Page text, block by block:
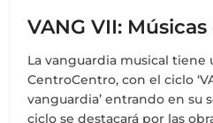
VANG VII:
La vanguardia musical tiene
CentroCentro, con el ciclo
vanguardia’ entrando en su
ciclo se destacará por las